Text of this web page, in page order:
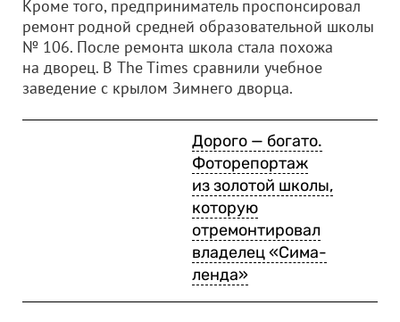
Кроме того, предприниматель проспонсировал
ремонт родной средней образовательной школы
№ 106. После ремонта школа стала похожа
на дворец. В The Times сравнили учебное
заведение с крылом Зимнего дворца.
Дорого — богато.
Фоторепортаж
из золотой школы,
которую
отремонтировал
владелец «Сима-
ленда»